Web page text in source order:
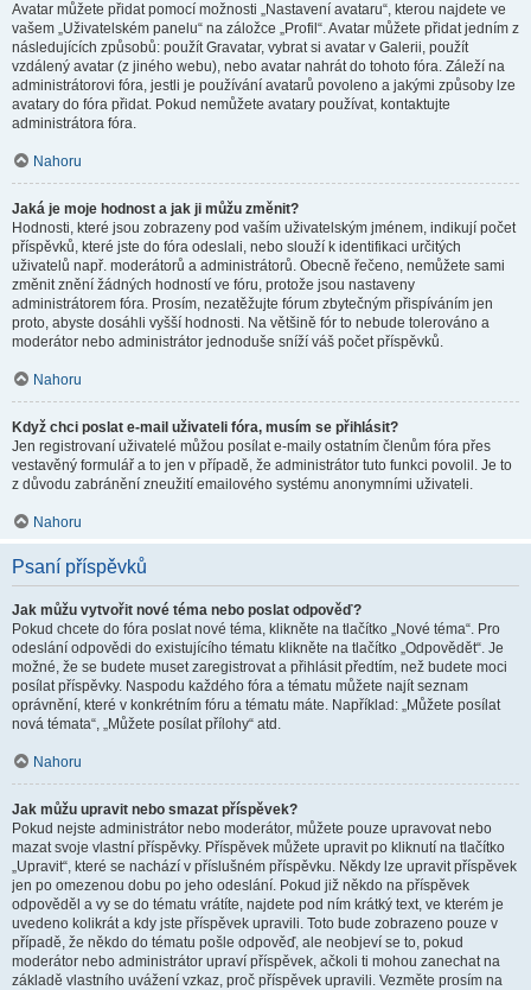
Avatar můžete přidat pomocí možnosti „Nastavení avataru“, kterou najdete ve
vašem „Uživatelském panelu“ na záložce „Profil“. Avatar můžete přidat jedním z
následujících způsobů: použít Gravatar, vybrat si avatar v Galerii, použít
vzdálený avatar (z jiného webu), nebo avatar nahrát do tohoto fóra. Záleží na
administrátorovi fóra, jestli je používání avatarů povoleno a jakými způsoby lze
avatary do fóra přidat. Pokud nemůžete avatary používat, kontaktujte
administrátora fóra.
Nahoru
Jaká je moje hodnost a jak ji můžu změnit?
Hodnosti, které jsou zobrazeny pod vaším uživatelským jménem, indikují počet
příspěvků, které jste do fóra odeslali, nebo slouží k identifikaci určitých
uživatelů např. moderátorů a administrátorů. Obecně řečeno, nemůžete sami
změnit znění žádných hodností ve fóru, protože jsou nastaveny
administrátorem fóra. Prosím, nezatěžujte fórum zbytečným přispíváním jen
proto, abyste dosáhli vyšší hodnosti. Na většině fór to nebude tolerováno a
moderátor nebo administrátor jednoduše sníží váš počet příspěvků.
Nahoru
Když chci poslat e-mail uživateli fóra, musím se přihlásit?
Jen registrovaní uživatelé můžou posílat e-maily ostatním členům fóra přes
vestavěný formulář a to jen v případě, že administrátor tuto funkci povolil. Je to
z důvodu zabránění zneužití emailového systému anonymními uživateli.
Nahoru
Psaní příspěvků
Jak můžu vytvořit nové téma nebo poslat odpověď?
Pokud chcete do fóra poslat nové téma, klikněte na tlačítko „Nové téma“. Pro
odeslání odpovědi do existujícího tématu klikněte na tlačítko „Odpovědět“. Je
možné, že se budete muset zaregistrovat a přihlásit předtím, než budete moci
posílat příspěvky. Naspodu každého fóra a tématu můžete najít seznam
oprávnění, které v konkrétním fóru a tématu máte. Například: „Můžete posílat
nová témata“, „Můžete posílat přílohy“ atd.
Nahoru
Jak můžu upravit nebo smazat příspěvek?
Pokud nejste administrátor nebo moderátor, můžete pouze upravovat nebo
mazat svoje vlastní příspěvky. Příspěvek můžete upravit po kliknutí na tlačítko
„Upravit“, které se nachází v příslušném příspěvku. Někdy lze upravit příspěvek
jen po omezenou dobu po jeho odeslání. Pokud již někdo na příspěvek
odpověděl a vy se do tématu vrátíte, najdete pod ním krátký text, ve kterém je
uvedeno kolikrát a kdy jste příspěvek upravili. Toto bude zobrazeno pouze v
případě, že někdo do tématu pošle odpověď, ale neobjeví se to, pokud
moderátor nebo administrátor upraví příspěvek, ačkoli ti mohou zanechat na
základě vlastního uvážení vzkaz, proč příspěvek upravili. Vezměte prosím na